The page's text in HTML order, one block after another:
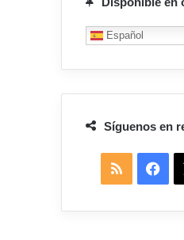
Español
Síguenos en